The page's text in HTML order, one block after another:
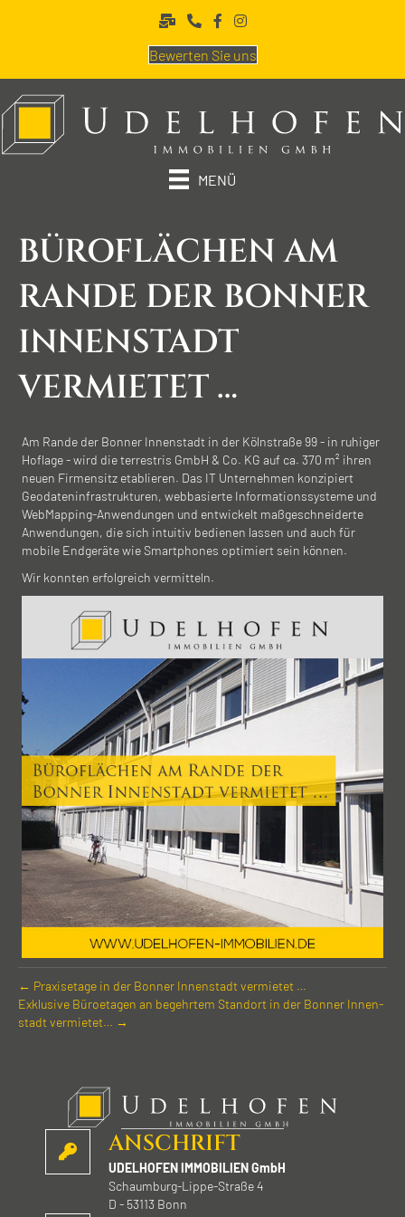
Bewerten Sie uns
MENÜ
BÜROFLÄCHEN AM
RANDE DER BONNER
INNENSTADT
VERMIETET …
Am Rande der Bonner Innenstadt in der Kölnstraße 99 - in ruhiger
Hoflage - wird die terrestris GmbH & Co. KG auf ca. 370 m² ihren
neuen Firmensitz etablieren. Das IT Unternehmen konzipiert
Geodateninfrastrukturen, webbasierte Informationssysteme und
WebMapping-Anwendungen und entwickelt maßgeschneiderte
Anwendungen, die sich intuitiv bedienen lassen und auch für
mobile Endgeräte wie Smartphones optimiert sein können.
Wir konnten erfolgreich vermitteln.
← Praxisetage in der Bonner Innenstadt vermietet …
Exklusive Büro­etagen an begehrtem Standort in der Bonner Innen­
stadt vermietet… →
ANSCHRIFT
UDELHOFEN IMMOBILIEN GmbH
Schaumburg-Lippe-Straße 4
D - 53113 Bonn